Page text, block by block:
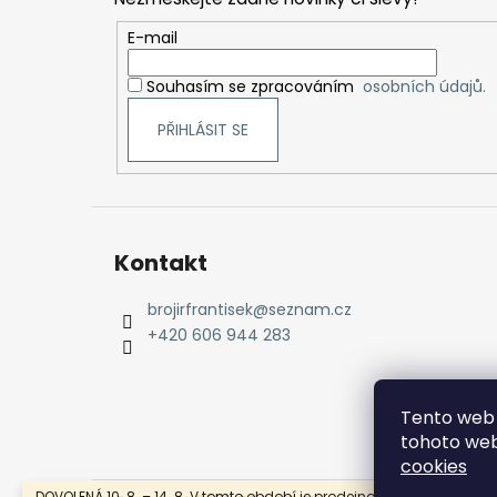
Tento
tohoto
cookies
E-mail
Souhasím se zpracováním osobních údajů.
PŘIHLÁSIT SE
Kontakt
brojirfrantisek@seznam.cz
+420 606 944 283